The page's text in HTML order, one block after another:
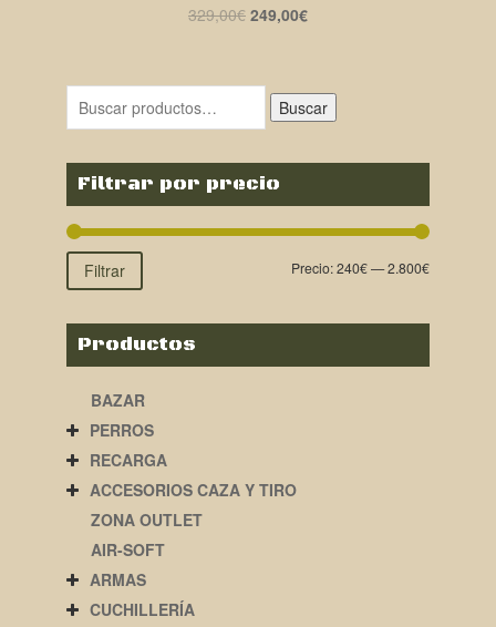
329,00€ El
era:
329,00€.
249,00€El
es:
249,00€.
Buscar
Filtrar por precio
Filtrar Precio:240€—2.800€
Productos
BAZAR
PERROS
RECARGA
ACCESORIOS CAZA Y TIRO
ZONA OUTLET
AIR-SOFT
ARMAS
CUCHILLERÍA